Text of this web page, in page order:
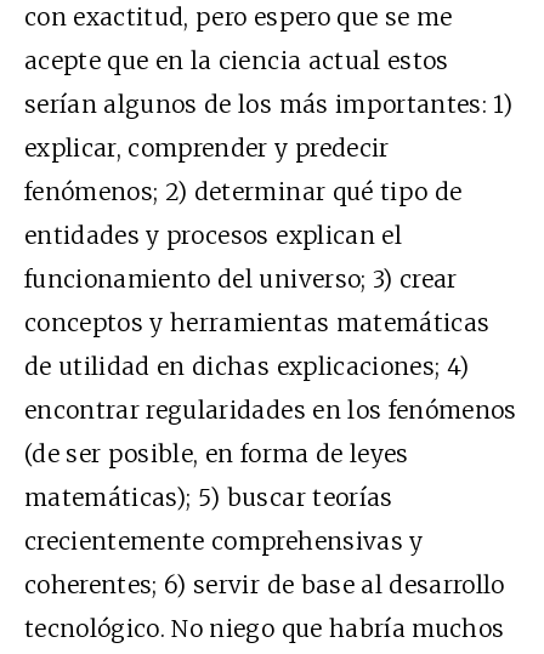
con exactitud, pero espero que se me
acepte que en la ciencia actual estos
serían algunos de los más importantes: 1)
explicar, comprender y predecir
fenómenos; 2) determinar qué tipo de
entidades y procesos explican el
funcionamiento del universo; 3) crear
conceptos y herramientas matemáticas
de utilidad en dichas explicaciones; 4)
encontrar regularidades en los fenómenos
(de ser posible, en forma de leyes
matemáticas); 5) buscar teorías
crecientemente comprehensivas y
coherentes; 6) servir de base al desarrollo
tecnológico. No niego que habría muchos